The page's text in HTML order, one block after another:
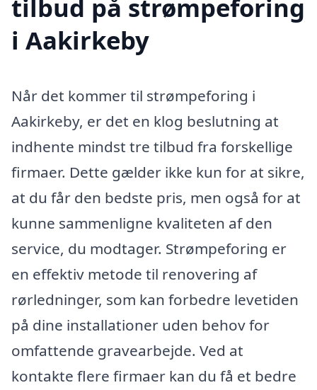
tilbud på strømpeforing
i Aakirkeby
Når det kommer til strømpeforing i
Aakirkeby, er det en klog beslutning at
indhente mindst tre tilbud fra forskellige
firmaer. Dette gælder ikke kun for at sikre,
at du får den bedste pris, men også for at
kunne sammenligne kvaliteten af den
service, du modtager. Strømpeforing er
en effektiv metode til renovering af
rørledninger, som kan forbedre levetiden
på dine installationer uden behov for
omfattende gravearbejde. Ved at
kontakte flere firmaer kan du få et bedre